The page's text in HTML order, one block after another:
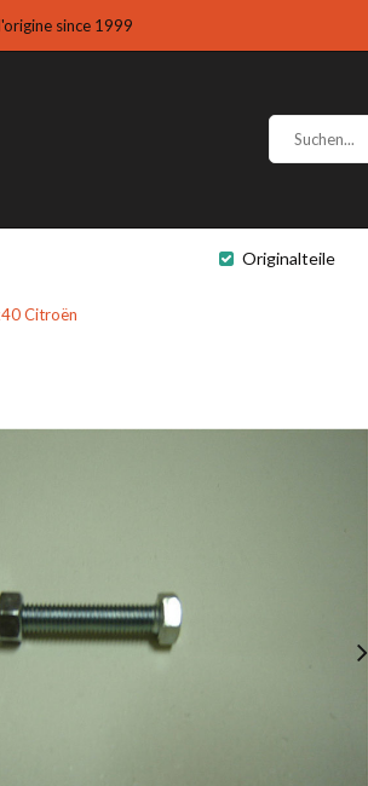
since 1999
Originalteile
Citroën